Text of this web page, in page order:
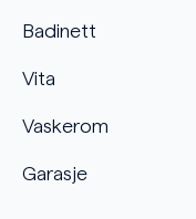
Badinett
Vita
Vaskerom
Garasje